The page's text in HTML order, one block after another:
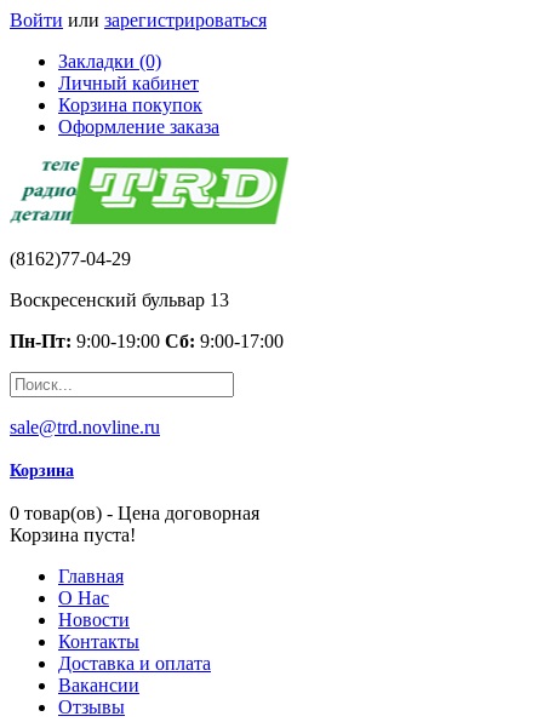
Войти или зарегистрироваться
Закладки (0)
Личный кабинет
Корзина покупок
Оформление заказа
(8162)77-04-29
Воскресенский бульвар 13
Пн-Пт: 9:00-19:00 Сб: 9:00-17:00
sale@trd.novline.ru
Корзина
0 товар(ов) - Цена договорная
Корзина пуста!
Главная
О Нас
Новости
Контакты
Доставка и оплата
Вакансии
Отзывы